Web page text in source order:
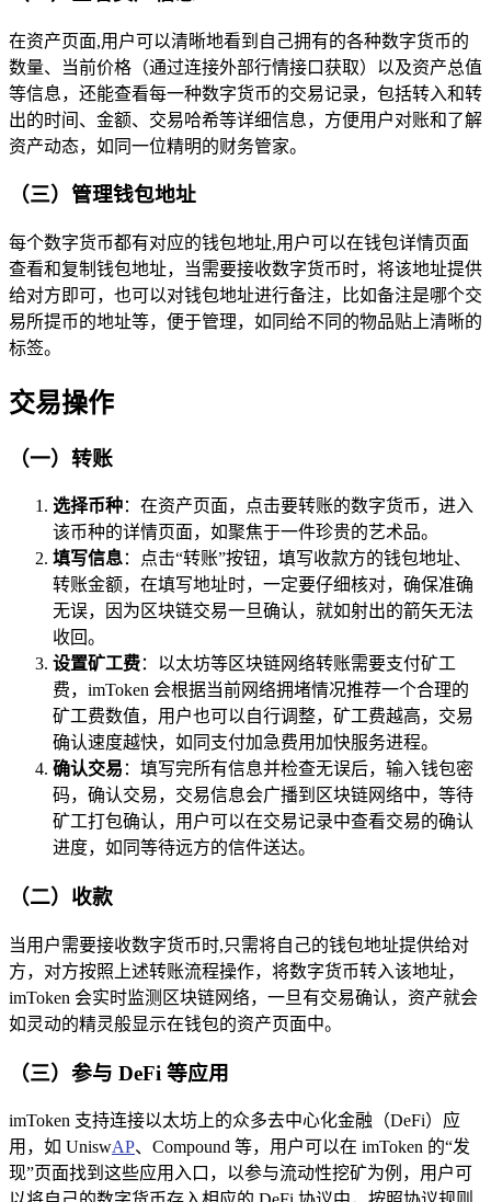
在资产页面,用户可以清晰地看到自己拥有的各种数字货币的
数量、当前价格（通过连接外部行情接口获取）以及资产总值
等信息，还能查看每一种数字货币的交易记录，包括转入和转
出的时间、金额、交易哈希等详细信息，方便用户对账和了解
资产动态，如同一位精明的财务管家。
（三）管理钱包地址
每个数字货币都有对应的钱包地址,用户可以在钱包详情页面
查看和复制钱包地址，当需要接收数字货币时，将该地址提供
给对方即可，也可以对钱包地址进行备注，比如备注是哪个交
易所提币的地址等，便于管理，如同给不同的物品贴上清晰的
标签。
交易操作
（一）转账
选择币种：在资产页面，点击要转账的数字货币，进入
该币种的详情页面，如聚焦于一件珍贵的艺术品。
填写信息：点击“转账”按钮，填写收款方的钱包地址、
转账金额，在填写地址时，一定要仔细核对，确保准确
无误，因为区块链交易一旦确认，就如射出的箭矢无法
收回。
设置矿工费：以太坊等区块链网络转账需要支付矿工
费，imToken 会根据当前网络拥堵情况推荐一个合理的
矿工费数值，用户也可以自行调整，矿工费越高，交易
确认速度越快，如同支付加急费用加快服务进程。
确认交易 ：填写完所有信息并检查无误后，输入钱包密
码，确认交易，交易信息会广播到区块链网络中，等待
矿工打包确认，用户可以在交易记录中查看交易的确认
进度，如同等待远方的信件送达。
（二）收款
当用户需要接收数字货币时,只需将自己的钱包地址提供给对
方，对方按照上述转账流程操作，将数字货币转入该地址，
imToken 会实时监测区块链网络，一旦有交易确认，资产就会
如灵动的精灵般显示在钱包的资产页面中。
（三）参与 DeFi 等应用
imToken 支持连接以太坊上的众多去中心化金融（DeFi）应
用，如 UniswAP、Compound 等，用户可以在 imToken 的“发
现”页面找到这些应用入口，以参与流动性挖矿为例，用户可